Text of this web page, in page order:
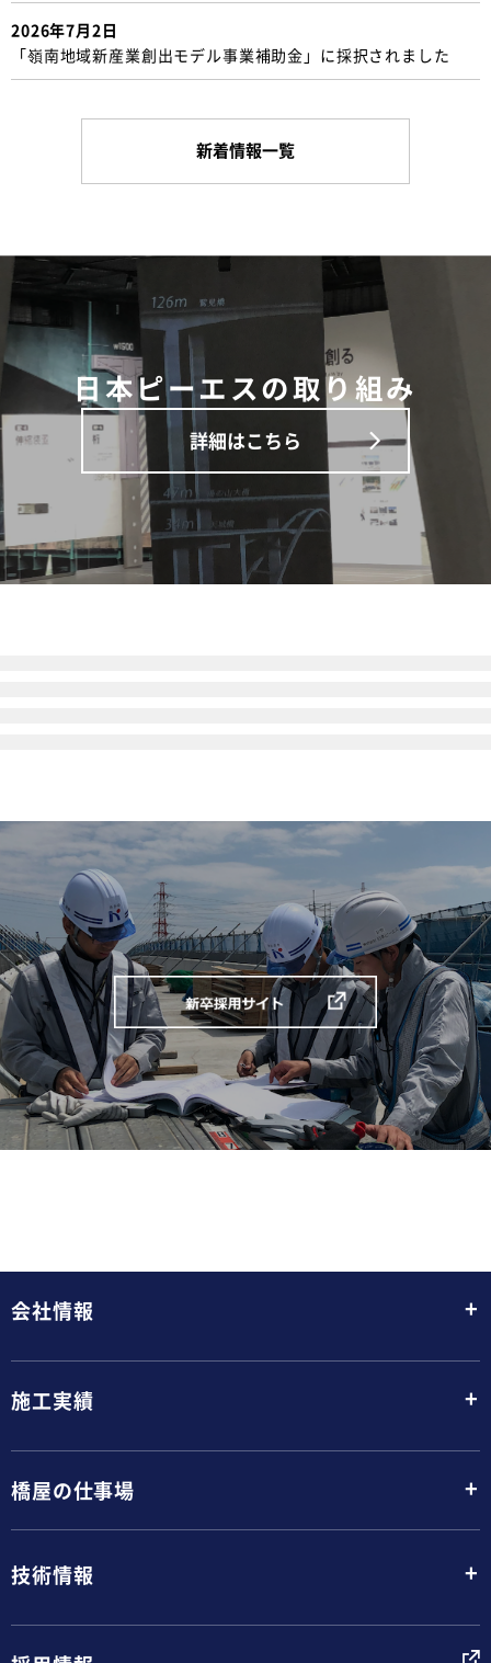
2026年7月2日
「嶺南地域新産業創出モデル事業補助金」に採択されました
新着情報一覧
日本ピーエスの取り組み
詳細はこちら
会社情報 +
施工実績 +
橋屋の仕事場 +
技術情報 +